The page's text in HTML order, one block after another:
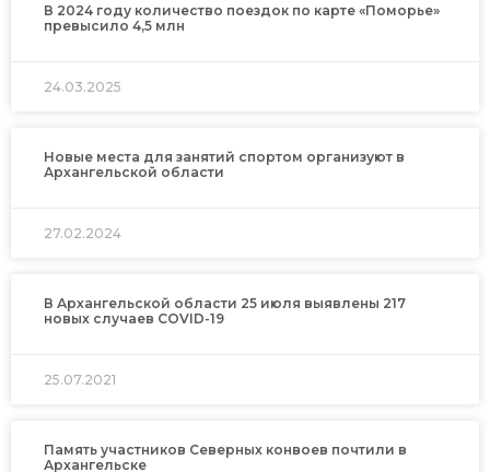
В 2024 году количество поездок по карте «Поморье»
превысило 4,5 млн
24.03.2025
Новые места для занятий спортом организуют в
Архангельской области
27.02.2024
В Архангельской области 25 июля выявлены 217
новых случаев COVID-19
25.07.2021
Память участников Северных конвоев почтили в
Архангельске